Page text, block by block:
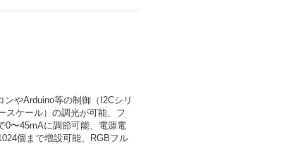
やArduino等の制御（I2Cシリ
スケール）の調光が可能、フ
0〜45mAに調節可能、電源電
個まで増設可能、RGBフル